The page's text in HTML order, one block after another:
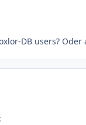
DB users? Oder